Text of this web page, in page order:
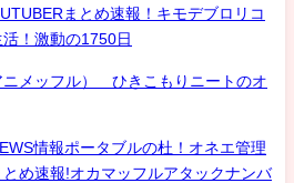
まとめ速報！キモデブロリコ
！激動の1750日
ニメッフル） ひきこもりニートのオ
情報ポータブルの杜！オネエ管理
め速報!オカマッフルアタックナンバ